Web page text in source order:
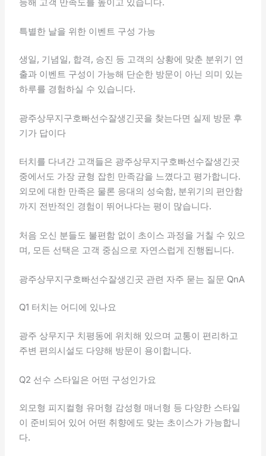
특별한 날을 위한 이벤트 구성 가능
생일, 기념일, 합격, 승진 등 고객의 상황에 맞춘 분위기 연
출과 이벤트 구성이 가능해 단순한 방문이 아닌 의미 있는
하루를 경험하실 수 있습니다.
광주상무지구호빠선수잘생긴곳을 찾는다면 실제 방문 후
기가 답이다
터치를 다녀간 고객들은 광주상무지구호빠선수잘생긴곳
중에서도 가장 균형 잡힌 만족감을 느꼈다고 평가합니다.
외모에 대한 만족은 물론 응대의 성숙함, 분위기의 편안함
까지 전반적인 경험이 뛰어나다는 평이 많습니다.
처음 오신 분들도 불편함 없이 초이스 과정을 거칠 수 있으
며, 모든 선택은 고객 중심으로 자연스럽게 진행됩니다.
광주상무지구호빠선수잘생긴곳 관련 자주 묻는 질문 QnA
Q1 터치는 어디에 있나요
광주 상무지구 치평동에 위치해 있으며 교통이 편리하고
주변 편의시설도 다양해 방문이 용이합니다.
Q2 선수 스타일은 어떤 구성인가요
외모형 피지컬형 유머형 감성형 매너형 등 다양한 스타일
이 준비되어 있어 어떤 취향에도 맞는 초이스가 가능합니
다.